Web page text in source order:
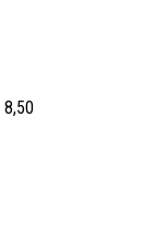
8,50